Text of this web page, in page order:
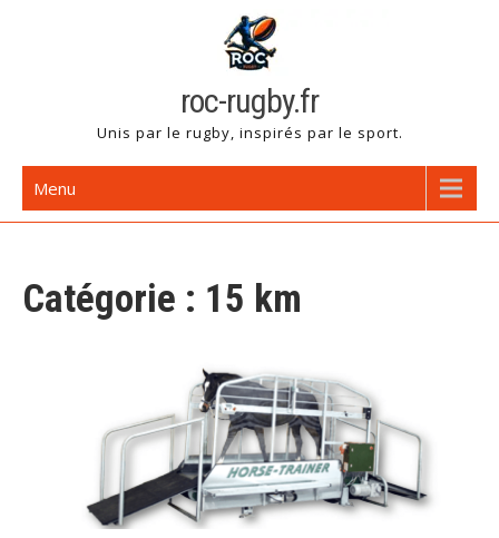
roc-rugby.fr
Unis par le rugby, inspirés par le sport.
Menu
Catégorie : 15 km